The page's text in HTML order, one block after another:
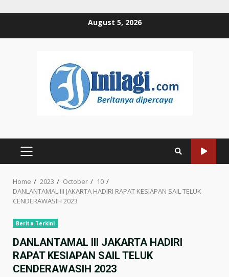
August 5, 2026
PRIMARY
Home 2023 October
10
DANLANTAMAL III JAKARTA HADIRI RAPAT KESIAPAN SAIL TELUK
CENDERAWASIH 2023
Berita Terkini
DANLANTAMAL III JAKARTA HADIRI
RAPAT KESIAPAN SAIL TELUK
CENDERAWASIH 2023